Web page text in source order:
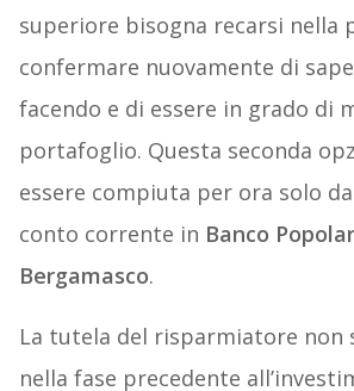
superiore bisogna recarsi nella
confermare nuovamente di
facendo e di essere in grado di
portafoglio. Questa seconda
essere compiuta per ora solo
conto corrente in Banco
Bergamasco.
La tutela del risparmiatore non
nella fase precedente